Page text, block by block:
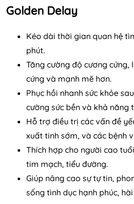
Golden Delay
Kéo dài thời gian quan hệ
phút.
Tăng cường độ cương
cứng và mạnh mẽ hơn.
Phục hồi nhanh sức khỏe
cường sức bền và khả năng
Hỗ trợ điều trị các vấn đề
xuất tinh sớm, và các bệnh
Thích hợp cho người cao
tim mạch, tiểu đường.
Giúp nâng cao sự tự tin,
sống tình dục hạnh phúc,